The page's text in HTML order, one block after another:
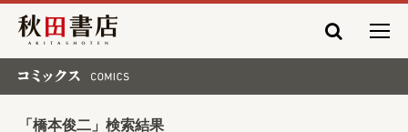
秋田書店
「橋本俊二」検索結果